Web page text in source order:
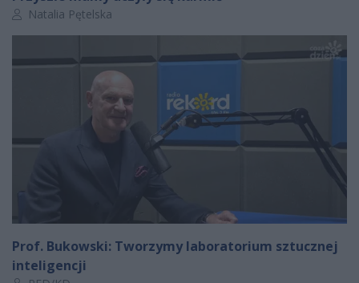
Autor artykułu:
Natalia Pętelska
Prof. Bukowski: Tworzymy laboratorium sztucznej
inteligencji